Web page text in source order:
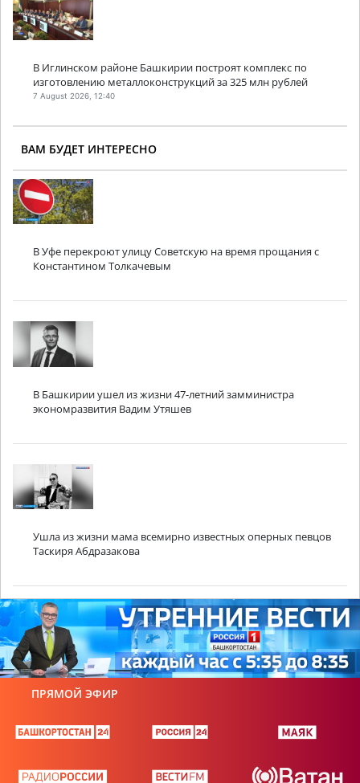
В Иглинском районе Башкирии построят комплекс по
изготовлению металлоконструкций за 325 млн рублей
7 August 2026, 12:40
ВАМ БУДЕТ ИНТЕРЕСНО
В Уфе перекроют улицу Советскую на время прощания с
Константином Толкачевым
В Башкирии ушел из жизни 47-летний замминистра
экономразвития Вадим Утяшев
Ушла из жизни мама всемирно известных оперных певцов
Таскиря Абдразакова
ПРЯМОЙ ЭФИР